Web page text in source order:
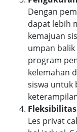
Dengan
dapat lebih
kemajuan
umpan
program
kelemahan
siswa untuk
Les privat